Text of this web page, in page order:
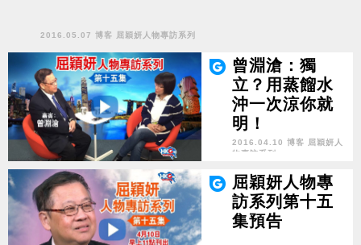
2016.05.07 博客 屈穎妍人物專訪系列
曾淵滄：獨
立？用蒸餾水
沖一次涼你就
明！
2016.04.10 博客 屈穎妍人
物專訪系列
屈穎妍人物專
訪系列第十五
集預告